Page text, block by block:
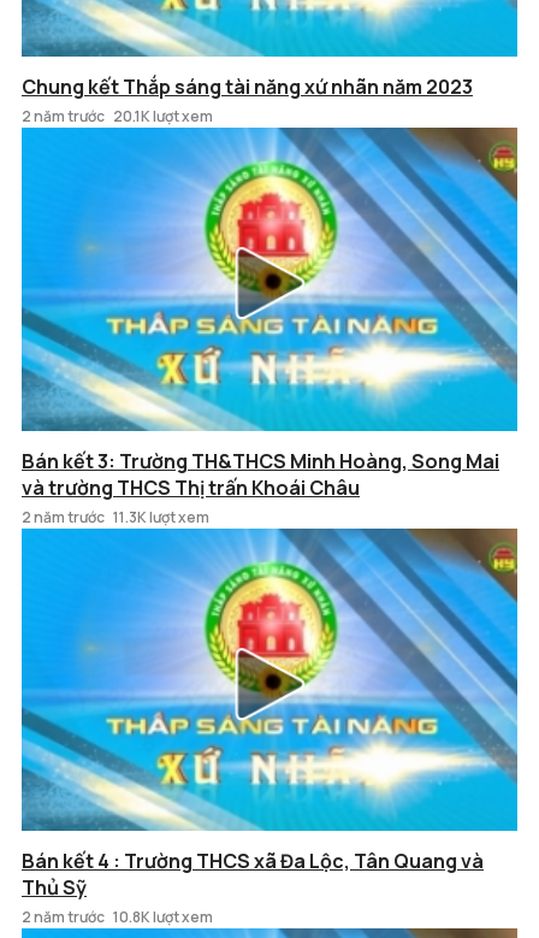
Chung kết Thắp sáng tài năng xứ nhãn năm 2023
2 năm trước 20.1K lượt xem
Bán kết 3: Trường TH&THCS Minh Hoàng, Song Mai
và trường THCS Thị trấn Khoái Châu
2 năm trước 11.3K lượt xem
Bán kết 4 : Trường THCS xã Đa Lộc, Tân Quang và
Thủ Sỹ
2 năm trước 10.8K lượt xem